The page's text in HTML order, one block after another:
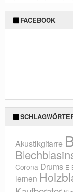
FACEBOOK
Akustikgitarre
Corona Drums E-
lernen